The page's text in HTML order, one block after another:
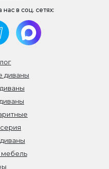
диваны
в соц. сетях: